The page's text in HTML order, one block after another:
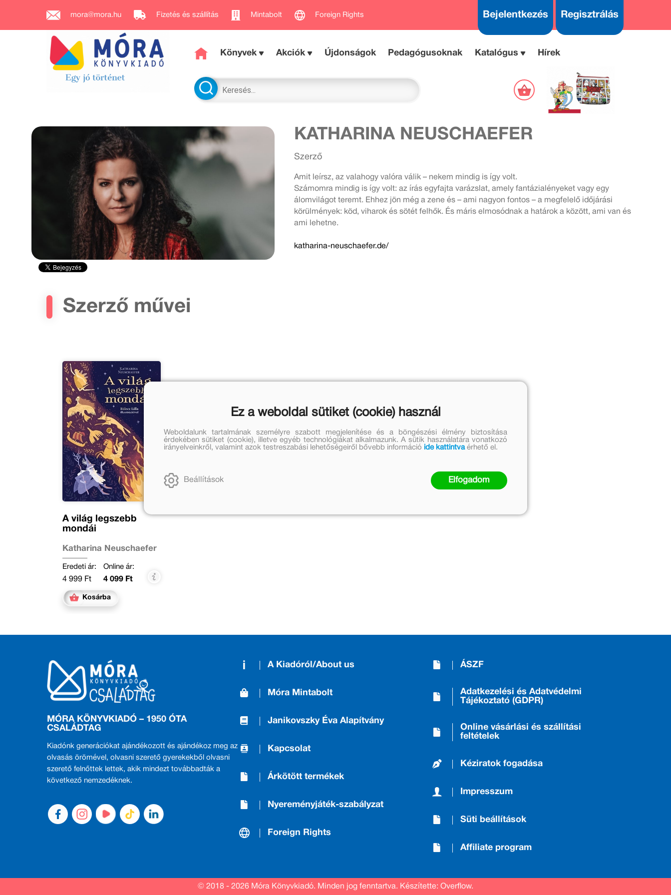
mora@mora.hu Fizetés és szállítás Mintabolt Foreign Rights Bejelentkezés Regisztrálás
Könyvek Akciók Újdonságok Pedagógusoknak Katalógus Hírek
KATHARINA NEUSCHAEFER
Szerző
Amit leírsz, az valahogy valóra válik – nekem mindig is így volt.
Számomra mindig is így volt: az írás egyfajta varázslat, amely fantázialényeket vagy egy
álomvilágot teremt. Ehhez jön még a zene és – ami nagyon fontos – a megfelelő időjárási
körülmények: köd, viharok és sötét felhők. És máris elmosódnak a határok a között, ami van és
ami lehetne.
katharina-neuschaefer.de/
Szerző művei
A világ legszebb
mondái
Katharina Neuschaefer
Eredeti ár:
4 999 Ft
Online ár:
4 099 Ft
Kosárba
MÓRA KÖNYVKIADÓ – 1950 ÓTA
CSALÁDTAG
Kiadónk generációkat ajándékozott és ajándékoz meg az
olvasás örömével, olvasni szerető gyerekekből olvasni
szerető felnőttek lettek, akik mindezt továbbadták a
következő nemzedéknek.
A Kiadóról/About us
Móra Mintabolt
Janikovszky Éva Alapítvány
Kapcsolat
Árkötött termékek
Nyereményjáték-szabályzat
Foreign Rights
ÁSZF
Adatkezelési és Adatvédelmi
Tájékoztató (GDPR)
Online vásárlási és szállítási
feltételek
Kéziratok fogadása
Impresszum
Süti beállítások
Affiliate program
© 2018 - 2026 Móra Könyvkiadó. Minden jog fenntartva. Készítette: Overflow.
Ez a weboldal sütiket (cookie) használ
Weboldalunk tartalmának személyre szabott megjelenítése és a böngészési élmény biztosítása
érdekében sütiket (cookie), illetve egyéb technológiákat alkalmazunk. A sütik használatára vonatkozó
irányelveinkről, valamint azok testreszabási lehetőségeiről bővebb információ ide kattintvaérhető el.
Beállítások Elfogadom